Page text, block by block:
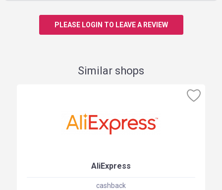
PLEASE LOGIN TO LEAVE A REVIEW
Similar shops
AliExpress
cashback